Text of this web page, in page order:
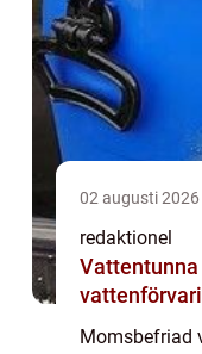
02 augusti 2026
redaktionel
Vattentunna enkel väg till hållbar
Momsbefriad